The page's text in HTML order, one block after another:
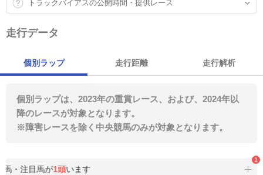
トラックバイアスの公開時間・提供レース
走行データ
個別ラップ 走行距離 走行解析
個別ラップは、2023年の重賞レース、および、2024年以
降のレースが対象となります。
※障害レースを除く中央競馬のみが対象となります。
・注目馬が1頭います
1